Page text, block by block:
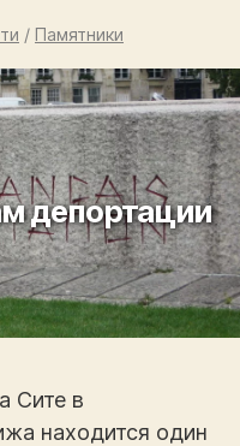
/ Памятники
депортации
Сите в
находится один